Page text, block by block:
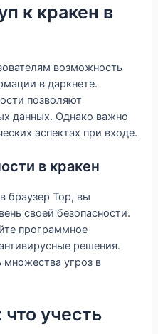
к кракен в
возможность
в даркнете.
позволяют
данных. Однако важно
аспектах при входе.
в кракен
браузер Тор, вы
своей безопасности.
программное
решения.
угроз в
учесть